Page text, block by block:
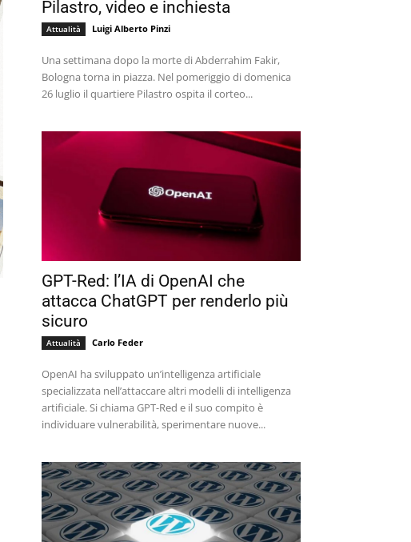
Pilastro, video e inchiesta
Attualità Luigi Alberto Pinzi
Una settimana dopo la morte di Abderrahim Fakir,
Bologna torna in piazza. Nel pomeriggio di domenica
26 luglio il quartiere Pilastro ospita il corteo...
GPT-Red: l’IA di OpenAI che
attacca ChatGPT per renderlo più
sicuro
Attualità Carlo Feder
OpenAI ha sviluppato un’intelligenza artificiale
specializzata nell’attaccare altri modelli di intelligenza
artificiale. Si chiama GPT-Red e il suo compito è
individuare vulnerabilità, sperimentare nuove...